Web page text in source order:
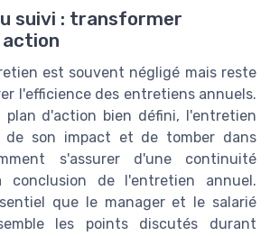
suivi : transformer
action
est souvent négligé mais reste
l'efficience des entretiens annuels.
plan d'action bien défini, l'entretien
de son impact et de tomber dans
s'assurer d'une continuité
conclusion de l'entretien annuel.
que le manager et le salarié
les points discutés durant